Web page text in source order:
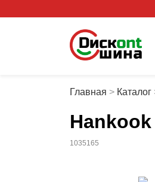
Главная > Каталог
Hankook
1035165